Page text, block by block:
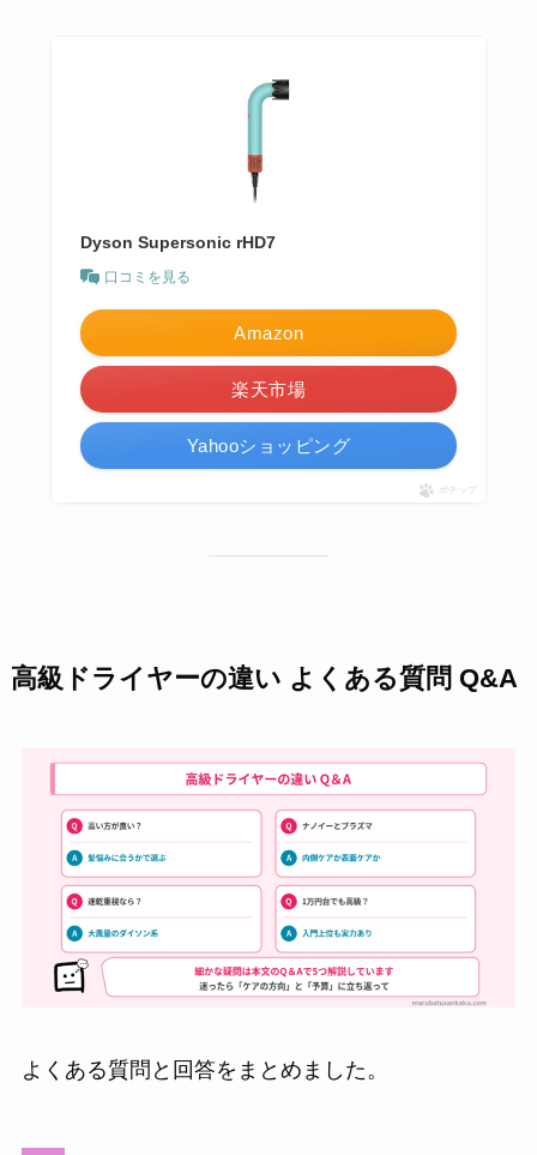
Dyson Supersonic rHD7
口コミを見る
Amazon
楽天市場
Yahooショッピング
ポチップ
高級ドライヤーの違い よくある質問 Q&A
よくある質問と回答をまとめました。